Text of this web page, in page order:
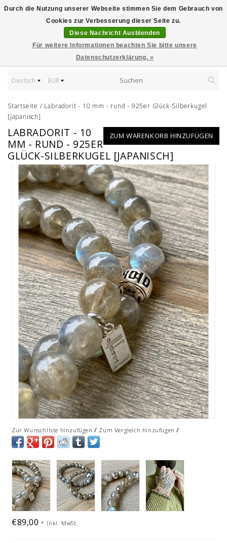
Deutsch EUR
Startseite / Labradorit - 10 mm - rund - 925er Glück-Silberkugel
[japanisch]
ZUM WARENKORB HINZUFÜGEN
LABRADORIT - 10
MM - RUND - 925ER
GLÜCK-SILBERKUGEL [JAPANISCH]
Zur Wunschliste hinzufügen / Zum Vergleich hinzufügen /
€89,00* Inkl. MwSt.
Durch die Nutzung unserer Webseite stimmen Sie dem Gebrauch von
Cookies zur Verbesserung dieser Seite zu.
Diese Nachricht Ausblenden
Für weitere Informationen beachten Sie bitte unsere
Datenschutzerklärung. »